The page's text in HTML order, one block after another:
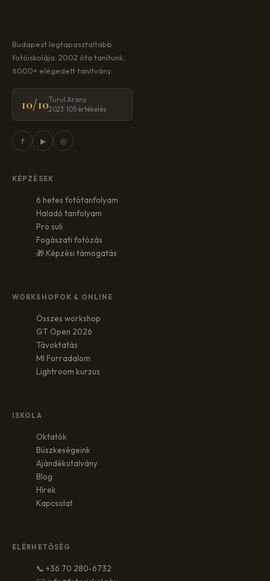
Budapest legtapasztaltabb
fotóiskolája. 2002 óta tanítunk,
6000+ elégedett tanítvány.
10/10Turul Arany
2023 · 105 értékelés
f ▶ ◎
KÉPZÉSEK
6 hetes fotótanfolyam
Haladó tanfolyam
Pro suli
Fogászati fotózás
🎁 Képzési támogatás
WORKSHOPOK & ONLINE
Összes workshop
GT Open 2026
Távoktatás
MI Forradalom
Lightroom kurzus
ISKOLA
Oktatók
Büszkeségeink
Ajándékutalvány
Blog
Hírek
Kapcsolat
ELÉRHETŐSÉG
📞 +36 70 280-6732